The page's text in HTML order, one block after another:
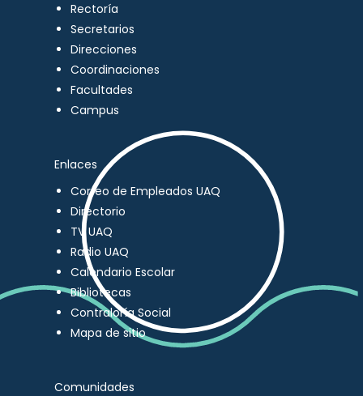
Rectoría
Secretarios
Direcciones
Coordinaciones
Facultades
Campus
Enlaces
Correo de Empleados UAQ
Directorio
TV UAQ
Radio UAQ
Calendario Escolar
Bibliotecas
Contraloría Social
Mapa de sitio
Comunidades